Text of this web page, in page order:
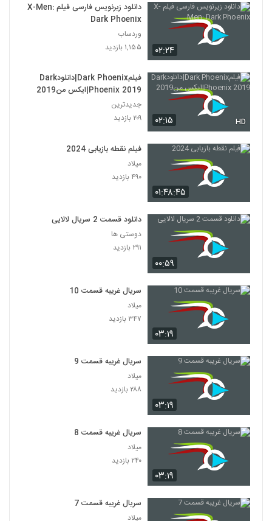
۰۲:۲۴
دانلود زیرنویس فارسی فیلم X-Men:
Dark Phoenix
وردساب
۱,۱۵۵ بازدید
۰۲:۱۵ HD
فیلمDark Phoenix|دانلودDark
Phoenix 2019|ایکس من2019
جدیدترین
۲۰۹ بازدید
۰۱:۴۸:۴۵
فیلم نقطه بازیابی 2024
میلاد
۴۹۰ بازدید
۰۰:۵۹
دانلود قسمت 2 سریال لالایی
دوستی ها
۲۹۱ بازدید
۰۳:۱۹
سریال غریبه قسمت 10
میلاد
۳۴۷ بازدید
۰۳:۱۹
سریال غریبه قسمت 9
میلاد
۲۸۸ بازدید
۰۳:۱۹
سریال غریبه قسمت 8
میلاد
۲۴۰ بازدید
سریال غریبه قسمت 7
میلاد